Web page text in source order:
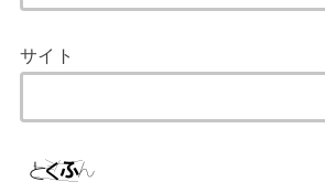
サイト